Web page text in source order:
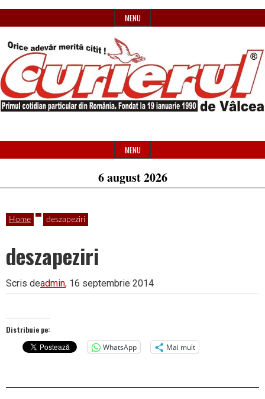
to
MENU
Curierul
de
Vâlcea
din
România
Header
Widget
MENU
6 august 2026
Home deszapeziri
deszapeziri
Scris deadmin, 16 septembrie 2014
Distribuie pe:
WhatsApp
Mai mult